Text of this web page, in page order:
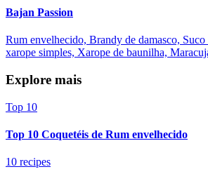
Bajan Passion
Rum envelhecido, Brandy de damasco,
xarope simples, Xarope de baunilha,
Explore mais
Top 10
Top 10 Coquetéis de Rum envelhecido
10 recipes